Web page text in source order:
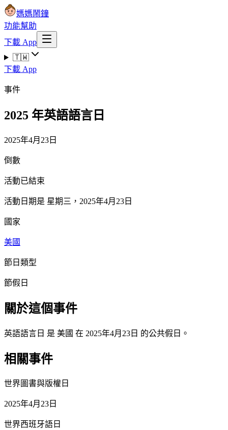
媽媽鬧鐘
功能幫助
下載 App
🇹🇼
下載 App
事件
2025 年英語語言日
2025年4月23日
倒數
活動已結束
活動日期是 星期三，2025年4月23日
國家
美國
節日類型
節假日
關於這個事件
英語語言日 是 美國 在 2025年4月23日 的公共假日。
相關事件
世界圖書與版權日
2025年4月23日
世界西班牙語日